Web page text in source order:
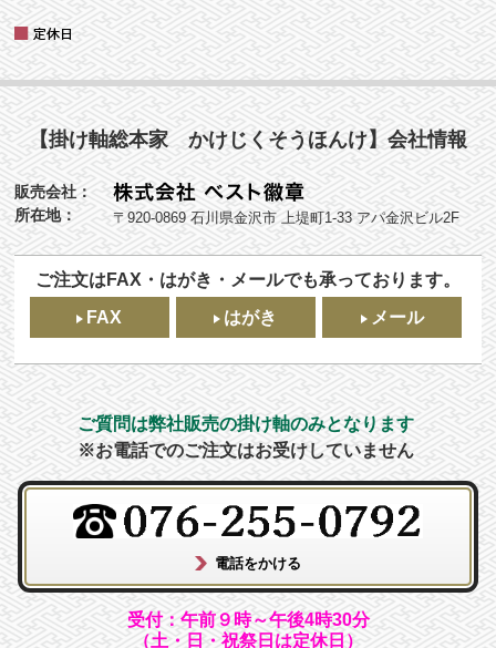
【掛け軸総本家 かけじくそうほんけ】会社情報
販売会社：
所在地：
〒920-0869 石川県金沢市 上堤町1-33 アパ金沢ビル2F
ご注文はFAX・はがき・メールでも承っております。
FAX
はがき メール
ご質問は弊社販売の掛け軸のみとなります
※お電話でのご注文はお受けしていません
受付：午前９時～午後4時30分
（土・日・祝祭日は定休日）